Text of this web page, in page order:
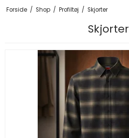
Forside / Shop / Profiltøj / Skjorter
Skjorter